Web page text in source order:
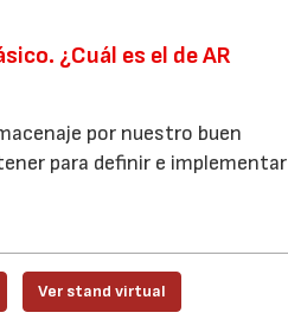
¿Cuál es el de AR
por nuestro buen
para definir e implementar
Ver stand virtual